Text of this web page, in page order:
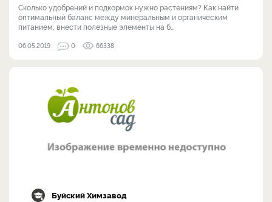
Сколько удобрений и подкормок нужно растениям? Как найти
оптимальный баланс между минеральным и органическим
питанием, внести полезные элементы на б...
06.05.2019 0 66338
Буйский Химзавод